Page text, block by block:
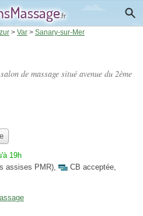
> Var > Sanary-sur-Mer
de massage situé avenue du 2ème
19h
assises PMR), CB acceptée,